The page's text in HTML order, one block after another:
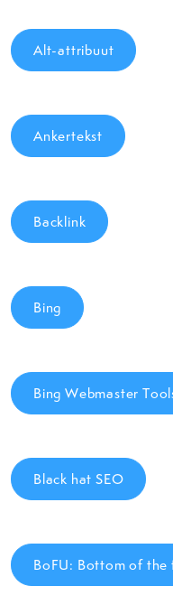
Alt-attribuut
Ankertekst
Backlink
Bing
Bing Webmaster
Black hat SEO
BoFU: Bottom of the